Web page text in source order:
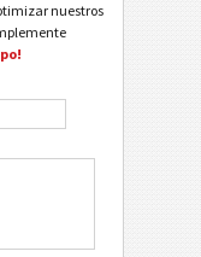
nuestros